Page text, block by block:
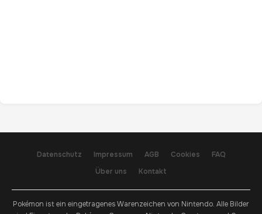
Datenschutz Impressum AGB Cookies
FAQ
Über uns
Kontakt
Pokémon ist ein eingetragenes Warenzeichen von Nintendo. Alle Bilder